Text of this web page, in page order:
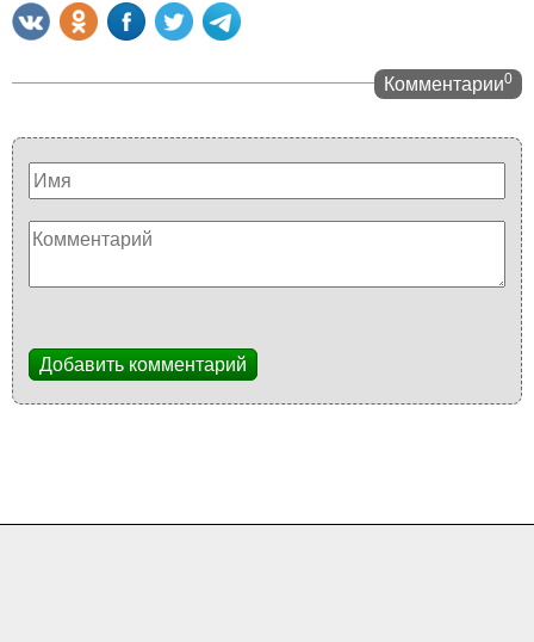
Комментарии0
Добавить комментарий